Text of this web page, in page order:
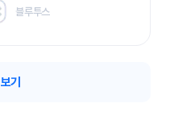
블루투스
기